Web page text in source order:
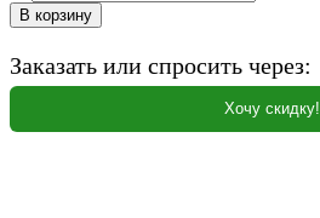
В корзину
Заказать или спросить через:
Хочу скидку!